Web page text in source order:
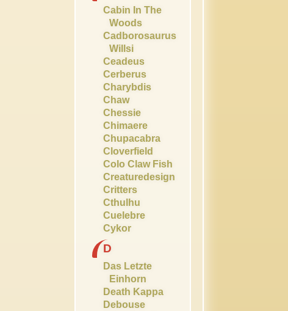
Cabin In The
Woods
Cadborosaurus
Willsi
Ceadeus
Cerberus
Charybdis
Chaw
Chessie
Chimaere
Chupacabra
Cloverfield
Colo Claw Fish
Creaturedesign
Critters
Cthulhu
Cuelebre
Cykor
D
Das Letzte
Einhorn
Death Kappa
Debouse